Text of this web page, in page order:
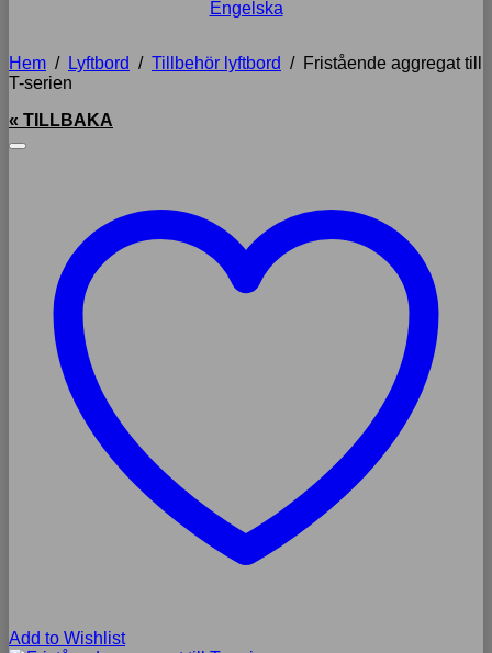
Engelska
Hem / Lyftbord / Tillbehör lyftbord / Fristående aggregat till
T-serien
« TILLBAKA
Add to Wishlist